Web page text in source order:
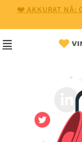
❤️ AKKURAT NÅ: